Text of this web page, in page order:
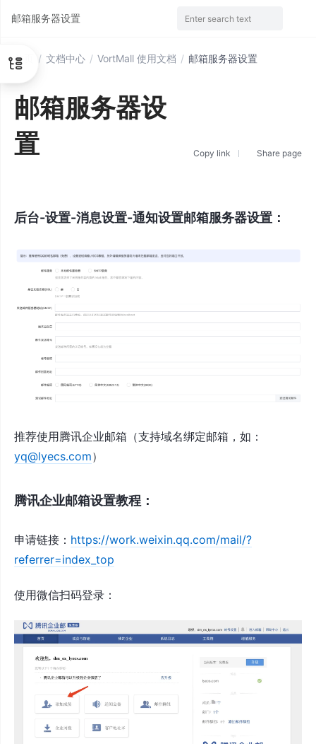
首页 / 文档中心 / VortMall 使用文档 / 邮箱服务器设置
邮箱服务器设
置
Copy link Share page
后台-设置-消息设置-通知设置邮箱服务器设置：
推荐使用腾讯企业邮箱（支持域名绑定邮箱，如：
yq@lyecs.com）
腾讯企业邮箱设置教程：
申请链接： https://work.weixin.qq.com/mail/?
referrer=index_top
使用微信扫码登录：
邮箱服务器设置 Enter search text